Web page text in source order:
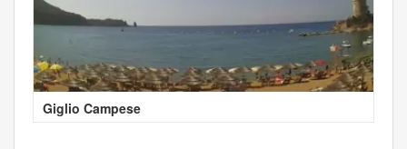
Giglio Campese